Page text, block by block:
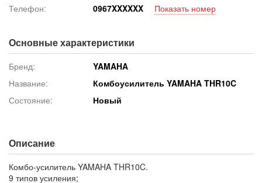
Телефон:
0967XXXXXX Показать номер
Основные характеристики
Бренд:
YAMAHA
Название:
Комбоусилитель YAMAHA THR10C
Состояние:
Новый
Описание
Комбо-усилитель YAMAHA THR10C.
9 типов усиления;